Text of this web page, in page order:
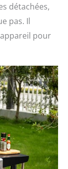
détachées,
pas. Il
pour